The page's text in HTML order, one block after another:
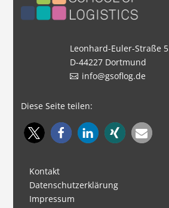
Leonhard-Euler-Straße 5
D-44227 Dortmund
info@gsoflog.de
Diese Seite teilen:
Kontakt
Datenschutzerklärung
Impressum